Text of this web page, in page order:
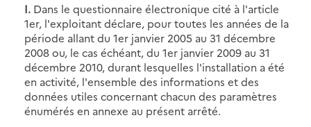
I. Dans le questionnaire électronique cité à l'article
1er, l'exploitant déclare, pour toutes les années de la
période allant du 1er janvier 2005 au 31 décembre
2008 ou, le cas échéant, du 1er janvier 2009 au 31
décembre 2010, durant lesquelles l'installation a été
en activité, l'ensemble des informations et des
données utiles concernant chacun des paramètres
énumérés en annexe au présent arrêté.